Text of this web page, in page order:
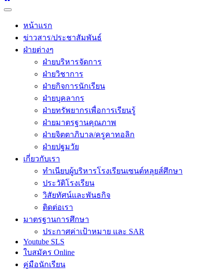
Primary
หน้าแรก
ข่าวสาร/ประชาสัมพันธ์
ฝ่ายต่างๆ
ฝ่ายบริหารจัดการ
ฝ่ายวิชาการ
ฝ่ายกิจการนักเรียน
ฝ่ายบุคลากร
ฝ่ายทรัพยากรเพื่อการเรียนรู้
ฝ่ายมาตรฐานคุณภาพ
ฝ่ายจิตตาภิบาล/ครูคาทอลิก
ฝ่ายปฐมวัย
เกี่ยวกับเรา
ทำเนียบผู้บริหารโรงเรียนเซนต์หลุยส์ศึกษา
ประวัติโรงเรียน
วิสัยทัศน์และพันธกิจ
ติดต่อเรา
มาตรฐานการศึกษา
ประกาศค่าเป้าหมาย และ SAR
Youtube SLS
ใบสมัคร Online
คู่มือนักเรียน